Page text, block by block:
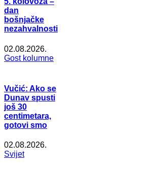
dan
bošnjačke
nezahvalnosti
02.08.2026.
Gost kolumne
Vučić: Ako se
Dunav spusti
još 30
centimetara,
gotovi smo
02.08.2026.
Svijet